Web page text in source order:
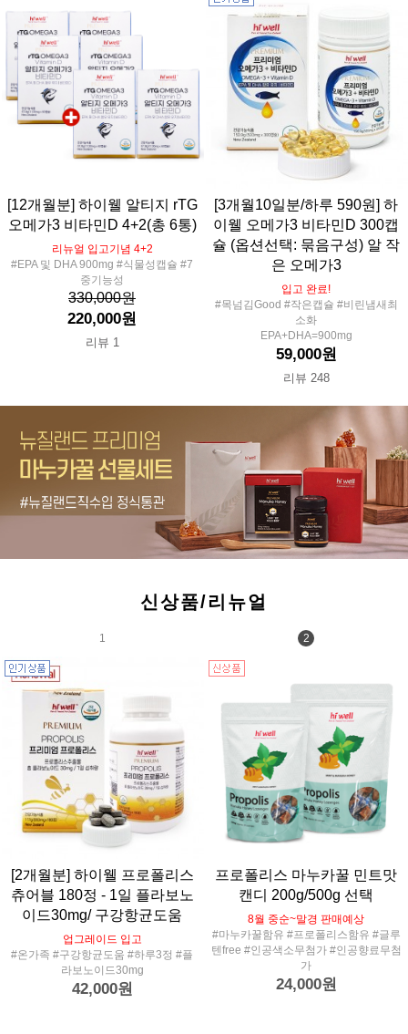
[12개월분] 하이웰 알티지 rTG
오메가3 비타민D 4+2(총 6통)
리뉴얼 입고기념 4+2
#EPA 및 DHA 900mg #식물성캡슐 #7
중기능성
330,000원
220,000원
리뷰 1
[3개월10일분/하루 590원] 하
이웰 오메가3 비타민D 300캡
슐 (옵션선택: 묶음구성) 알 작
은 오메가3
입고 완료!
#목넘김Good #작은캡슐 #비린냄새최
소화
EPA+DHA=900mg
59,000원
리뷰 248
신상품/리뉴얼
1 2
[2개월분] 하이웰 프로폴리스
츄어블 180정 - 1일 플라보노
이드30mg/ 구강항균도움
업그레이드 입고
#온가족 #구강항균도움 #하루3정 #플
라보노이드30mg
42,000원
프로폴리스 마누카꿀 민트맛
캔디 200g/500g 선택
8월 중순~말경 판매예상
#마누카꿀함유 #프로폴리스함유 #글루
텐free #인공색소무첨가 #인공향료무첨
가
24,000원